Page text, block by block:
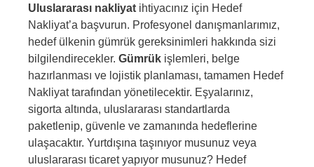
Uluslararası nakliyat ihtiyacınız için Hedef
Nakliyat’a başvurun. Profesyonel danışmanlarımız,
hedef ülkenin gümrük gereksinimleri hakkında sizi
bilgilendirecekler. Gümrük işlemleri, belge
hazırlanması ve lojistik planlaması, tamamen Hedef
Nakliyat tarafından yönetilecektir. Eşyalarınız,
sigorta altında, uluslararası standartlarda
paketlenip, güvenle ve zamanında hedeflerine
ulaşacaktır. Yurtdışına taşınıyor musunuz veya
uluslararası ticaret yapıyor musunuz? Hedef